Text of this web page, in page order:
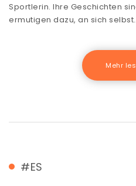
Sportlerin. Ihre Geschichten
ermutigen dazu, an sich
Mehr
#ES